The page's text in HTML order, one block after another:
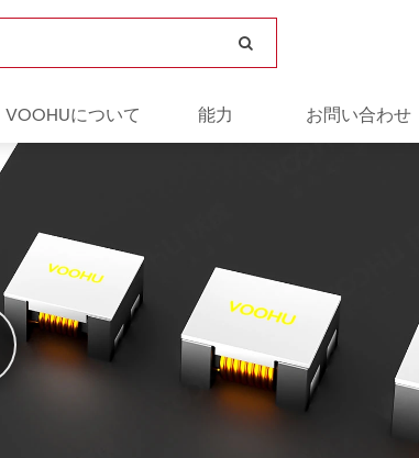
VOOHUについて 能力 お問い合わせ